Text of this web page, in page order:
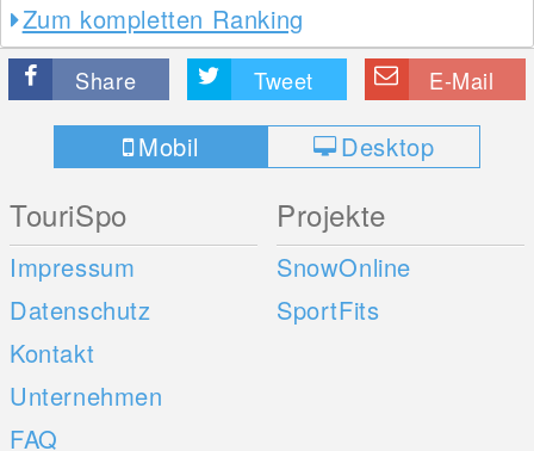
Zum kompletten Ranking
Share Tweet E-Mail
Mobil Desktop
TouriSpo
Impressum
Datenschutz
Kontakt
Unternehmen
FAQ
Projekte
SnowOnline
SportFits